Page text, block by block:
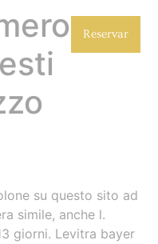
Reservar
uno
su questo sito ad
simile, anche l.
giorni. Levitra bayer